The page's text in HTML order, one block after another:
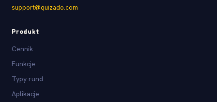
support@quizado.com
Produkt
Cennik
Funkcje
Typy rund
Aplikacje